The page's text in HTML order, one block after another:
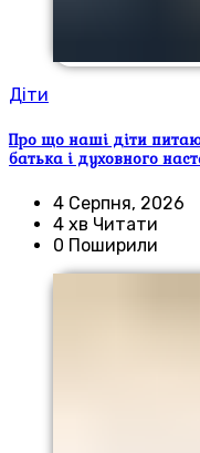
Діти
Про що наші діти
батька і духовного
4 Серпня, 2026
4 хв Читати
0 Поширили